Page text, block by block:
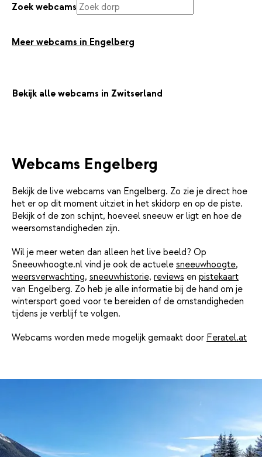
Zoek webcams
Meer webcams in Engelberg
Bekijk alle webcams in Zwitserland
Webcams Engelberg
Bekijk de live webcams van Engelberg. Zo zie je direct hoe
het er op dit moment uitziet in het skidorp en op de piste.
Bekijk of de zon schijnt, hoeveel sneeuw er ligt en hoe de
weersomstandigheden zijn.
Wil je meer weten dan alleen het live beeld? Op
Sneeuwhoogte.nl vind je ook de actuele sneeuwhoogte,
weersverwachting, sneeuwhistorie, reviews en pistekaart
van Engelberg. Zo heb je alle informatie bij de hand om je
wintersport goed voor te bereiden of de omstandigheden
tijdens je verblijf te volgen.
Webcams worden mede mogelijk gemaakt door Feratel.at